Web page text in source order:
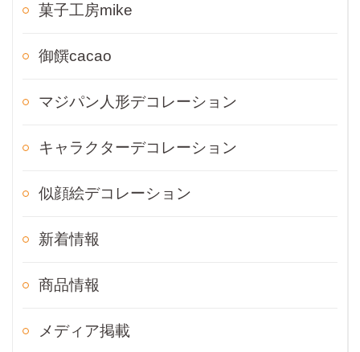
菓子工房mike
御饌cacao
マジパン人形デコレーション
キャラクターデコレーション
似顔絵デコレーション
新着情報
商品情報
メディア掲載